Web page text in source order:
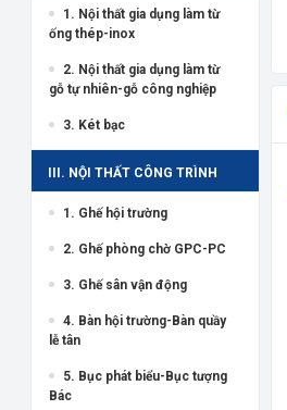
1. Nội thất gia dụng làm từ
ống thép-inox
2. Nội thất gia dụng làm từ
gỗ tự nhiên-gỗ công nghiệp
3. Két bạc
III. NỘI THẤT CÔNG TRÌNH
1. Ghế hội trường
2. Ghế phòng chờ GPC-PC
3. Ghế sân vận động
4. Bàn hội trường-Bàn quầy
lễ tân
5. Bục phát biểu-Bục tượng
Bác